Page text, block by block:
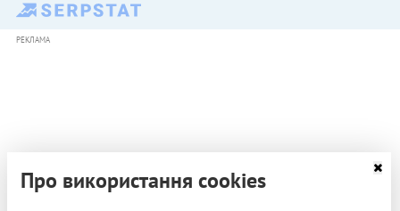
РЕКЛАМА
Про використання cookies